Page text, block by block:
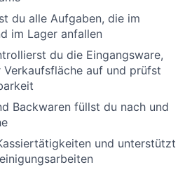
du alle Aufgaben, die im
im Lager anfallen
du die Eingangsware,
Verkaufsfläche auf und prüfst
Backwaren füllst du nach und
und unterstützt